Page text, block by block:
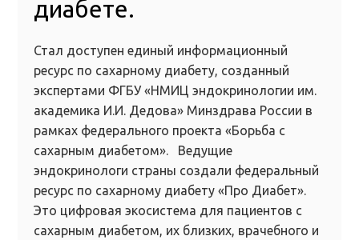
диабете.
Стал доступен единый информационный
ресурс по сахарному диабету, созданный
экспертами ФГБУ «НМИЦ эндокринологии им.
академика И.И. Дедова» Минздрава России в
рамках федерального проекта «Борьба с
сахарным диабетом». Ведущие
эндокринологи страны создали федеральный
ресурс по сахарному диабету «Про Диабет».
Это цифровая экосистема для пациентов с
сахарным диабетом, их близких, врачебного и